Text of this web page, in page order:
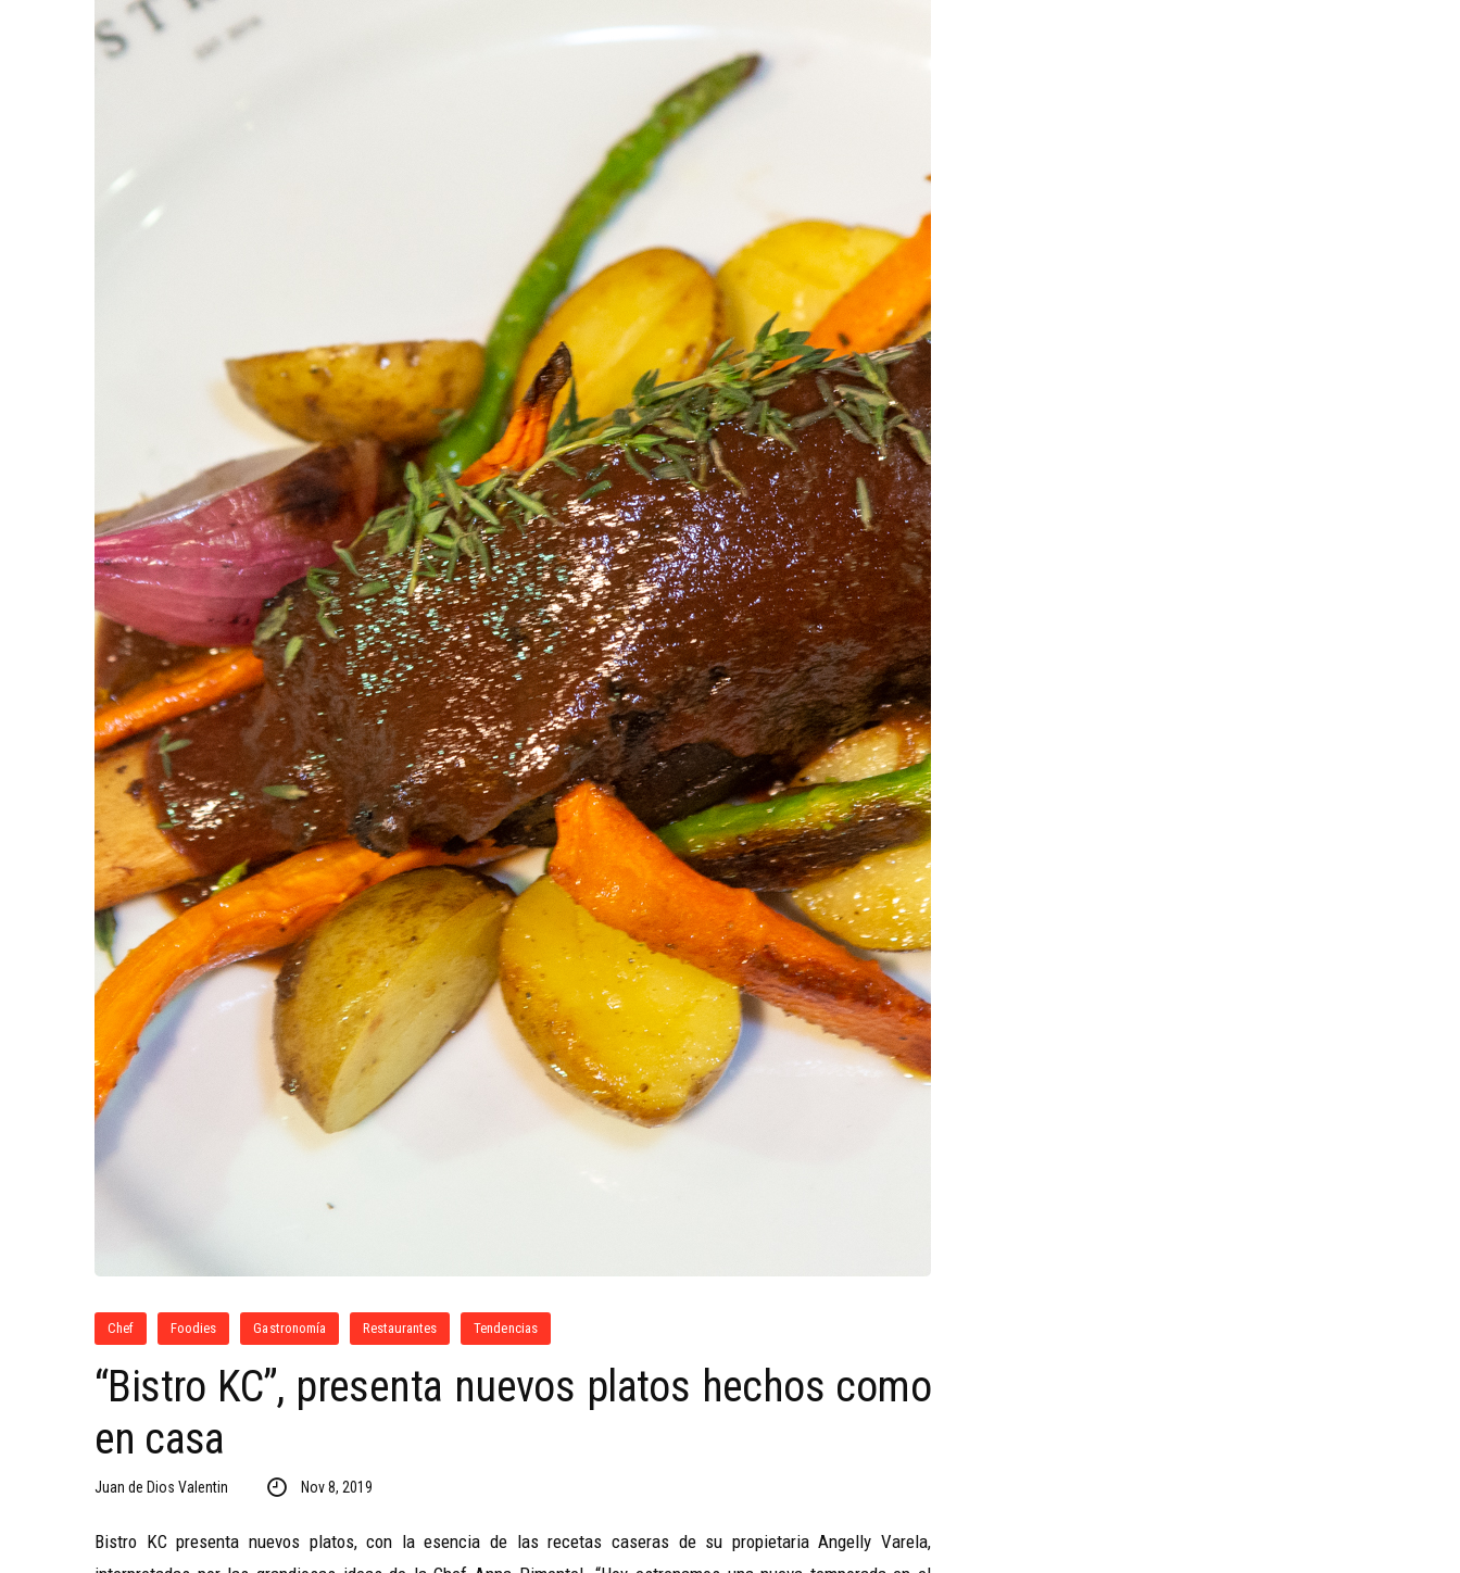
Chef Foodies Gastronomía Restaurantes Tendencias
“Bistro KC”, presenta nuevos platos hechos como
en casa
Juan de Dios Valentin Nov 8, 2019
Bistro KC presenta nuevos platos, con la esencia de las recetas caseras de su propietaria Angelly Varela,